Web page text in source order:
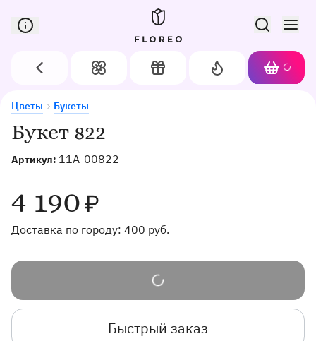
Сервис доставки цветов в Орле
Назад Цветы Подарки
Акции
Корзина
Букет 822
Артикул: 11A-00822
4 190₽
Доставка по городу: 400 руб.
Быстрый заказ
Цветы Букеты
Букет 822